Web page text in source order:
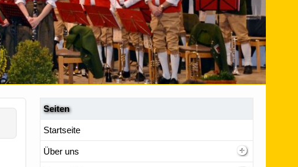
Seiten
Startseite
Über uns